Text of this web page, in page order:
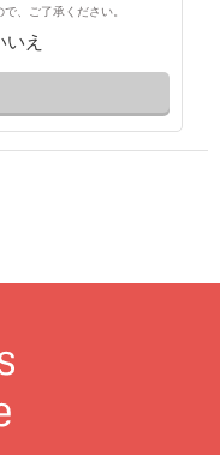
、ご了承ください。
いえ